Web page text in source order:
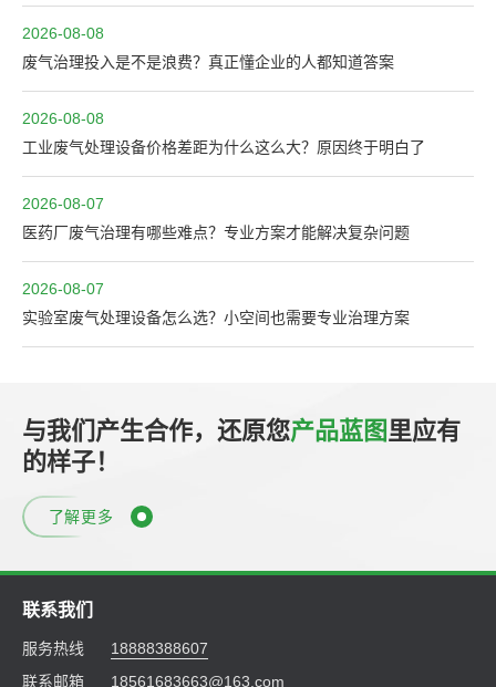
2026-08-08
废气治理投入是不是浪费？真正懂企业的人都知道答案
2026-08-08
工业废气处理设备价格差距为什么这么大？原因终于明白了
2026-08-07
医药厂废气治理有哪些难点？专业方案才能解决复杂问题
2026-08-07
实验室废气处理设备怎么选？小空间也需要专业治理方案
与我们产生合作，还原您产品蓝图里应有
的样子！
了解更多
联系我们
服务热线
18888388607
联系邮箱
18561683663@163.com